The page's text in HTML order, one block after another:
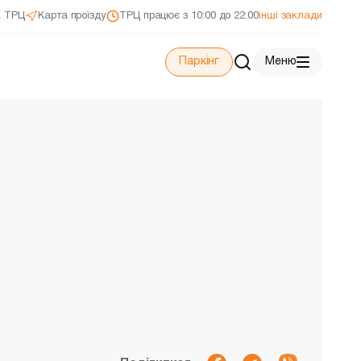
ТРЦ Карта проїзду ТРЦ працює з 10:00 до 22:00інші заклади
Паркінг Меню